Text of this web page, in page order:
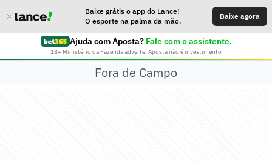
Baixe grátis o app do Lance!
O esporte na palma da mão.
Baixe agora
Ajuda com Aposta? Fale com o assistente.
18+ Ministério da Fazenda adverte: Aposta não é investimento
Fora de Campo